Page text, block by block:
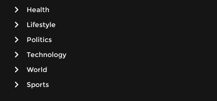
Health
Lifestyle
Politics
Technology
World
Sports